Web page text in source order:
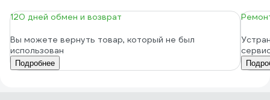
120 дней обмен и возврат
Вы можете вернуть товар, который не был
использован
Подробнее